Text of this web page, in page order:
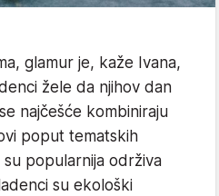
glamur je, kaže Ivana,
žele da njihov dan
najčešće kombiniraju
poput tematskih
popularnija održiva
su ekološki